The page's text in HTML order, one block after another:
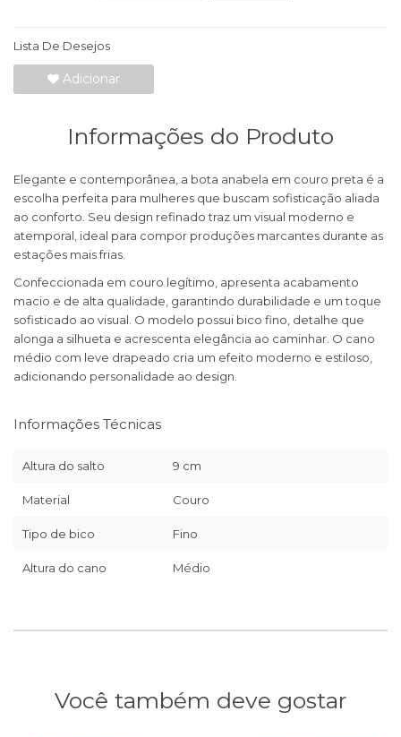
Lista De Desejos
Adicionar
Informações do Produto
Elegante e contemporânea, a bota anabela em couro preta é a
escolha perfeita para mulheres que buscam sofisticação aliada
ao conforto. Seu design refinado traz um visual moderno e
atemporal, ideal para compor produções marcantes durante as
estações mais frias.
Confeccionada em couro legítimo, apresenta acabamento
macio e de alta qualidade, garantindo durabilidade e um toque
sofisticado ao visual. O modelo possui bico fino, detalhe que
alonga a silhueta e acrescenta elegância ao caminhar. O cano
médio com leve drapeado cria um efeito moderno e estiloso,
adicionando personalidade ao design.
Informações Técnicas
Altura do salto 9 cm
Material Couro
Tipo de bico Fino
Altura do cano Médio
Você também deve gostar